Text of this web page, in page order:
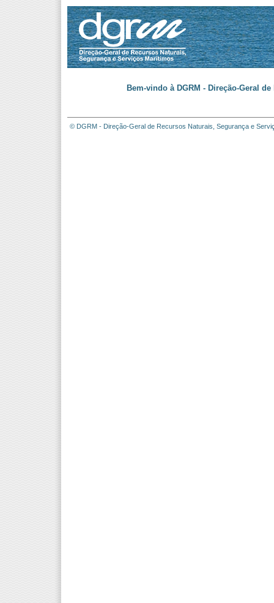
Bem-vindo à DGRM - Direção-Geral
© DGRM - Direção-Geral de Recursos Naturais, Segurança e